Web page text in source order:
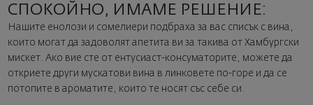
СПОКОЙНО, ИМАМЕ РЕШЕНИЕ:
Нашите енолози и сомелиери подбраха за вас списък с вина,
които могат да задоволят апетита ви за такива от Хамбургски
мискет. Ако вие сте от ентусиаст-консуматорите, можете да
откриете други мускатови вина в линковете по-горе и да се
потопите в ароматите, които те носят със себе си.